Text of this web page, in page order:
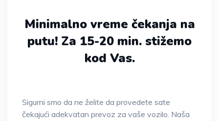
Minimalno vreme čekanja na
putu! Za 15-20 min. stižemo
kod Vas.
Sigurni smo da ne želite da provedete sate
čekajući adekvatan prevoz za vaše vozilo. Naša